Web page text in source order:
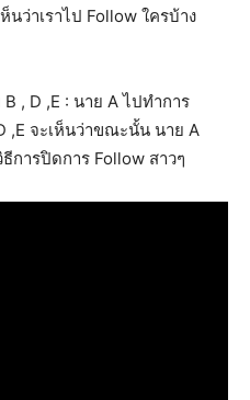
นว่าเราไป Follow ใครบ้าง
, D ,E : นาย A ไปทำการ
,E จะเห็นว่าขณะนั้น นาย A
การปิดการ Follow สาวๆ